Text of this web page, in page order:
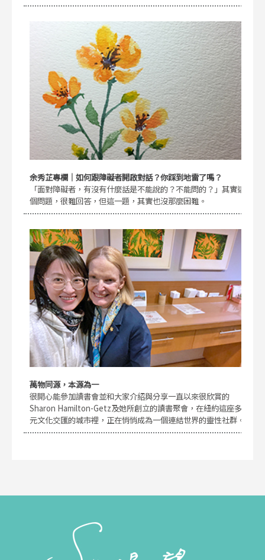
余秀芷專欄｜如何跟障礙者開啟對話？你踩到地雷了嗎？
「面對障礙者，有沒有什麼話是不能說的？不能問的？」其實這
個問題，很難回答，但這一題，其實也沒那麼困難。
萬物同源，本源為一
很開心能參加讀書會並和大家介紹與分享一直以來很欣賞的
Sharon Hamilton-Getz及她所創立的讀書聚會，在紐約這座多
元文化交匯的城市裡，正在悄悄成為一個連結世界的靈性社群。